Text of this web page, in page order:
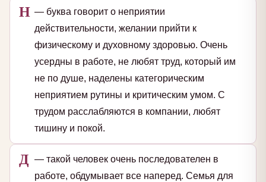
Н — буква говорит о неприятии
действительности, желании прийти к
физическому и духовному здоровью. Очень
усердны в работе, не любят труд, который им
не по душе, наделены категорическим
неприятием рутины и критическим умом. С
трудом расслабляются в компании, любят
тишину и покой.
Д — такой человек очень последователен в
работе, обдумывает все наперед. Семья для